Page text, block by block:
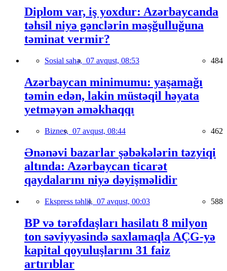
Diplom var, iş yoxdur: Azərbaycanda
təhsil niyə gənclərin məşğulluğuna
təminat vermir?
Sosial sahə, 07 avqust, 08:53 484
Azərbaycan minimumu: yaşamağı
təmin edən, lakin müstəqil həyata
yetməyən əməkhaqqı
Biznes, 07 avqust, 08:44 462
Ənənəvi bazarlar şəbəkələrin təzyiqi
altında: Azərbaycan ticarət
qaydalarını niyə dəyişməlidir
Ekspress təhlil, 07 avqust, 00:03 588
BP və tərəfdaşları hasilatı 8 milyon
ton səviyyəsində saxlamaqla AÇG-yə
kapital qoyuluşlarını 31 faiz
artırıblar